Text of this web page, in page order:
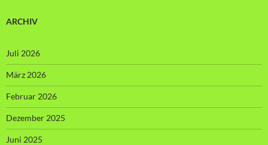
ARCHIV
Juli 2026
März 2026
Februar 2026
Dezember 2025
Juni 2025